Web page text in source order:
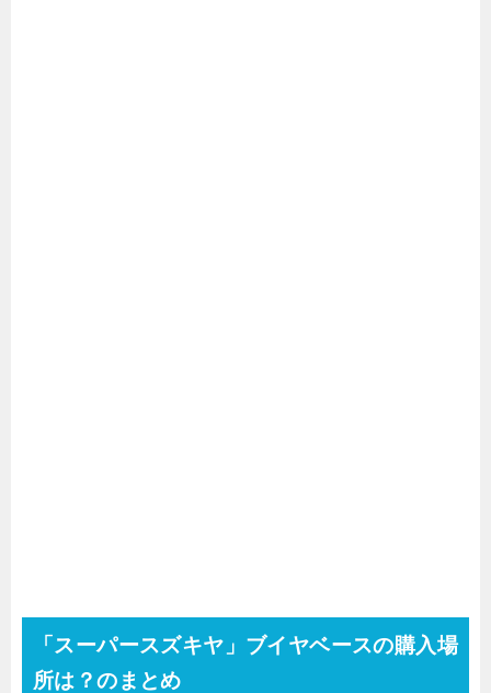
「スーパースズキヤ」ブイヤベースの購入場
所は？のまとめ